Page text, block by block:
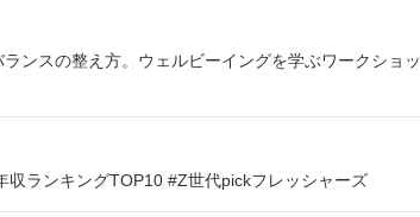
ンスの整え方。ウェルビーイングを学ぶワークショッ
ランキングTOP10 #Z世代pickフレッシャーズ